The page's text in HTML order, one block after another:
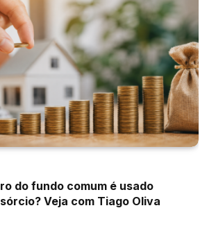
do fundo comum é usado
Veja com Tiago Oliva